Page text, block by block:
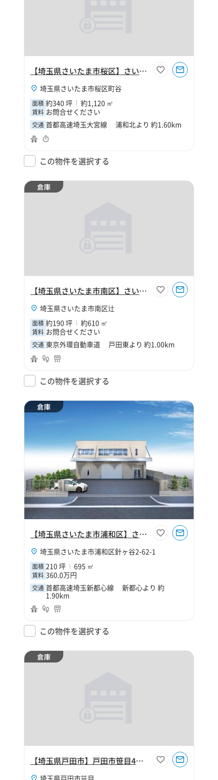
【埼玉県さいたま市桜区】さいたま市桜区町谷4丁目340坪倉庫
埼玉県さいたま市桜区町谷
面積 約340 坪 約1,120 ㎡
賃料 お問合せください
交通 首都高速埼玉大宮線 浦和北より 約1.60km
この物件を選択する
倉庫
【埼玉県さいたま市南区】さいたま市南区辻5丁目190坪倉庫
埼玉県さいたま市南区辻
面積 約190 坪 約610 ㎡
賃料 お問合せください
交通 東京外環自動車道 戸田東より 約1.00km
この物件を選択する
倉庫
【埼玉県さいたま市浦和区】さいたま市浦和区針ヶ谷2丁目210坪倉庫
埼玉県さいたま市浦和区針ヶ谷2-62-1
面積 210 坪 695 ㎡
賃料 360.0万円
交通 首都高速埼玉新都心線 新都心より 約
1.90km
この物件を選択する
倉庫
【埼玉県戸田市】戸田市笹目4丁目140坪倉庫